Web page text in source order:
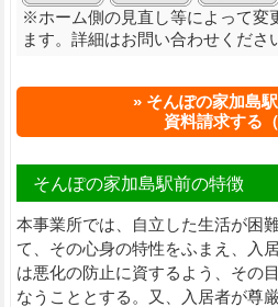
※ホーム側の見直し等によって変
ます。詳細はお問い合わせくださ
そんぽの家加島
資料請求する（
そんぽの家加島駅前の特徴
本事業所では、自立した生活が困
て、その心身の特性をふまえ、入
は悪化の防止に資するよう、その
なうこととする。又、入居者が尊